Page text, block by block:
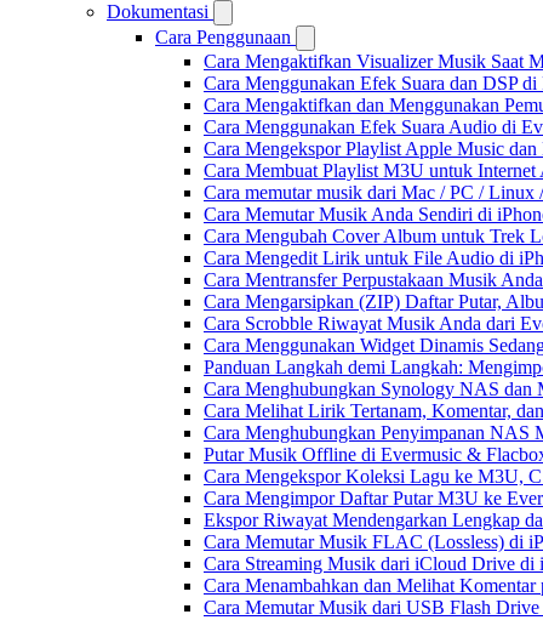
Dokumentasi
Cara Penggunaan
Cara Mengaktifkan Visualizer Musik Saat
Cara Menggunakan Efek Suara dan DSP
Cara Mengaktifkan dan Menggunakan
Cara Menggunakan Efek Suara Audio di
Cara Mengekspor Playlist Apple Music
Cara Membuat Playlist M3U untuk
Cara memutar musik dari Mac / PC /
Cara Memutar Musik Anda Sendiri di
Cara Mengubah Cover Album untuk Trek
Cara Mengedit Lirik untuk File Audio di
Cara Mentransfer Perpustakaan Musik
Cara Mengarsipkan (ZIP) Daftar Putar,
Cara Scrobble Riwayat Musik Anda dari
Cara Menggunakan Widget Dinamis
Panduan Langkah demi Langkah:
Cara Menghubungkan Synology NAS dan
Cara Melihat Lirik Tertanam, Komentar,
Cara Menghubungkan Penyimpanan NAS
Putar Musik Offline di Evermusic &
Cara Mengekspor Koleksi Lagu ke M3U,
Cara Mengimpor Daftar Putar M3U ke
Ekspor Riwayat Mendengarkan Lengkap
Cara Memutar Musik FLAC (Lossless) di
Cara Streaming Musik dari iCloud Drive di
Cara Menambahkan dan Melihat
Cara Memutar Musik dari USB Flash